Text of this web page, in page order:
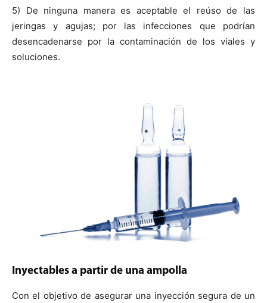
5) De ninguna manera es aceptable el reúso de las
jeringas y agujas; por las infecciones que podrían
desencadenarse por la contaminación de los viales y
soluciones.
Inyectables a partir de una ampolla
Con el objetivo de asegurar una inyección segura de un